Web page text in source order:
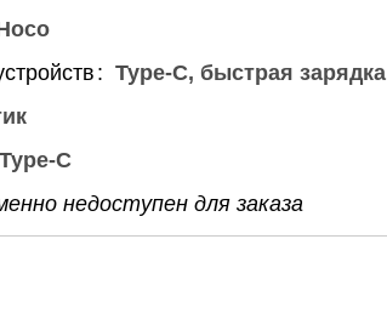
Type-C, быстрая зарядка
Type-C
недоступен для заказа